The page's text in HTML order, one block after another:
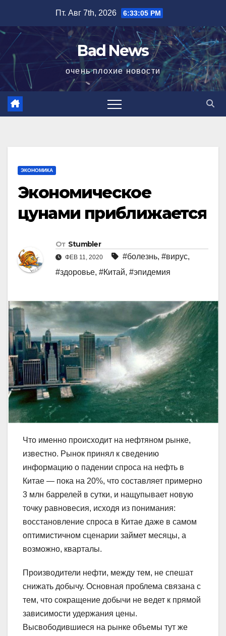
содержимому
Пт. Авг 7th, 2026 6:33:06 PM
Bad News
очень плохие новости
ЭКОНОМИКА
Экономическое
цунами приближается
От Stumbler
ФЕВ 11, 2020 #болезнь, #вирус,
#здоровье, #Китай, #эпидемия
Что именно происходит на нефтяном рынке,
известно. Рынок принял к сведению
информацию о падении спроса на нефть в
Китае — пока на 20%, что составляет примерно
3 млн баррелей в сутки, и нащупывает новую
точку равновесия, исходя из понимания:
восстановление спроса в Китае даже в самом
оптимистичном сценарии займет месяцы, а
возможно, кварталы.
Производители нефти, между тем, не спешат
снижать добычу. Основная проблема связана с
тем, что сокращение добычи не ведет к прямой
зависимости удержания цены.
Высвободившиеся на рынке объемы тут же